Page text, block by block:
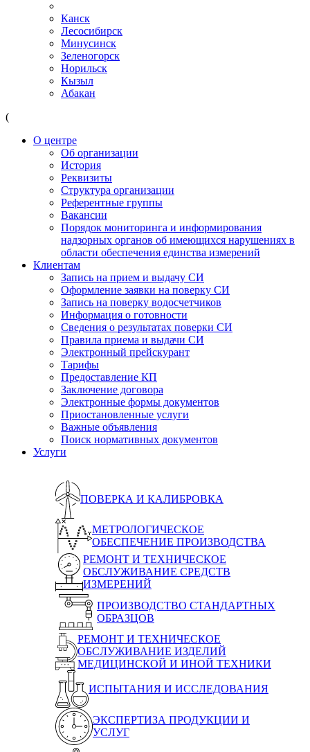
Канск
Лесосибирск
Минусинск
Зеленогорск
Норильск
Кызыл
Абакан
(
О центре
Об организации
История
Реквизиты
Структура организации
Референтные группы
Вакансии
Порядок мониторинга и информирования
надзорных органов об имеющихся нарушениях в
области обеспечения единства измерений
Клиентам
Запись на прием и выдачу СИ
Оформление заявки на поверку СИ
Запись на поверку водосчетчиков
Информация о готовности
Сведения о результатах поверки СИ
Правила приема и выдачи СИ
Электронный прейскурант
Тарифы
Предоставление КП
Заключение договора
Электронные формы документов
Приостановленные услуги
Важные объявления
Поиск нормативных документов
Услуги
ПОВЕРКА И КАЛИБРОВКА
МЕТРОЛОГИЧЕСКОЕ
ОБЕСПЕЧЕНИЕ ПРОИЗВОДСТВА
РЕМОНТ И ТЕХНИЧЕСКОЕ
ОБСЛУЖИВАНИЕ СРЕДСТВ
ИЗМЕРЕНИЙ
ПРОИЗВОДСТВО СТАНДАРТНЫХ
ОБРАЗЦОВ
РЕМОНТ И ТЕХНИЧЕСКОЕ
ОБСЛУЖИВАНИЕ ИЗДЕЛИЙ
МЕДИЦИНСКОЙ И ИНОЙ ТЕХНИКИ
ИСПЫТАНИЯ И ИССЛЕДОВАНИЯ
ЭКСПЕРТИЗА ПРОДУКЦИИ И
УСЛУГ